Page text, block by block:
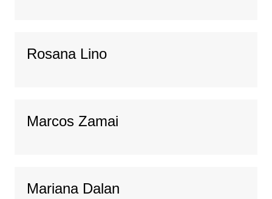
Rosana Lino
Marcos Zamai
Mariana Dalan